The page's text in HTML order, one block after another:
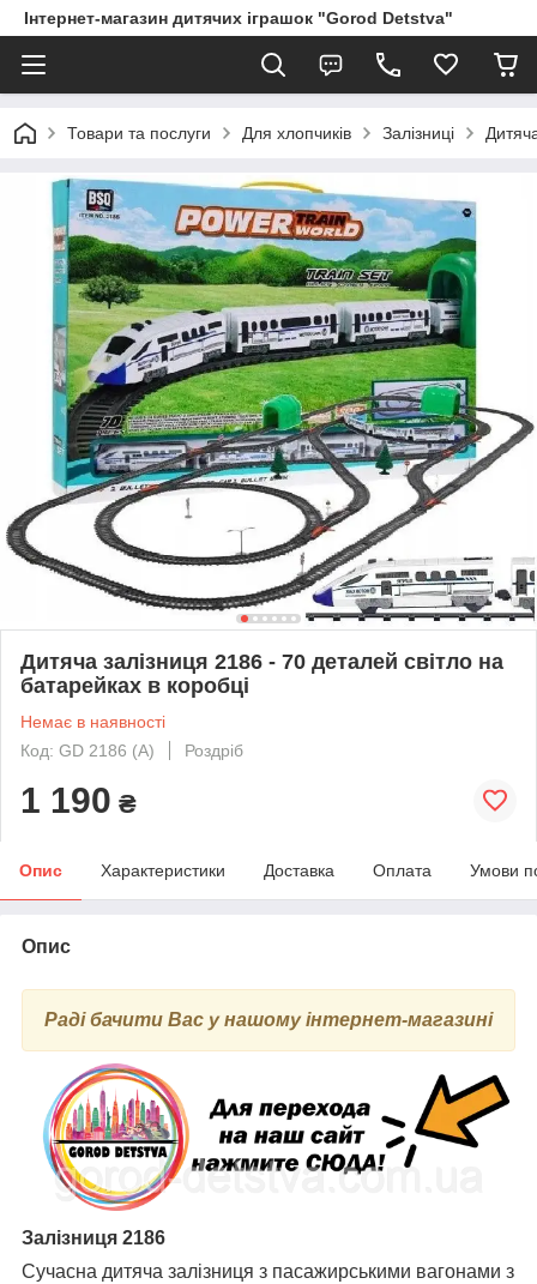
Інтернет-магазин дитячих іграшок "Gorod Detstva"
Товари та послуги Для хлопчиків Залізниці
Дитяча залізниця 2186 - 70 деталей світло на
батарейках в коробці
Немає в наявності
Код: GD 2186 (А)
Роздріб
1 190 ₴
Опис Характеристики Доставка Оплата Умови
Опис
Раді бачити Вас у нашому інтернет-магазині
Залізниця 2186
Сучасна дитяча залізниця з пасажирськими вагонами з